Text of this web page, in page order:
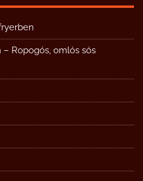
Ropogós, omlós sós